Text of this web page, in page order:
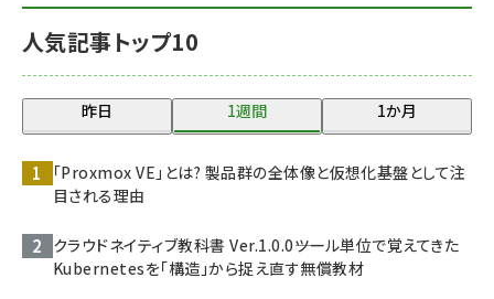
人気記事トップ10
昨日 1週間 1か月
「Proxmox VE」とは? 製品群の全体像と仮想化基盤として注
目される理由
クラウドネイティブ教科書 Ver.1.0.0――ツール単位で覚えてきた
Kubernetesを「構造」から捉え直す無償教材